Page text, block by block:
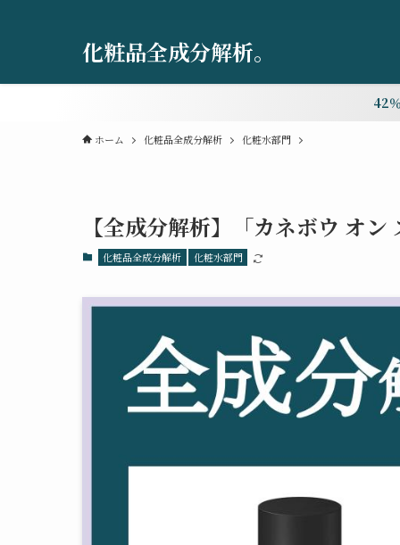
化粧品全成分解析。
42
ホーム 化粧品全成分解析 化粧水部門
【全成分解析】「カネボウ オ
化粧品全成分解析 化粧水部門